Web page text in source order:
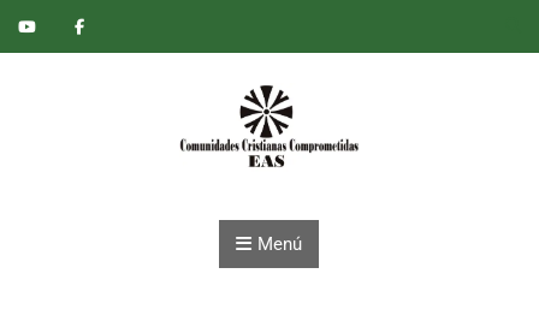
Saltar al contenido
Menú